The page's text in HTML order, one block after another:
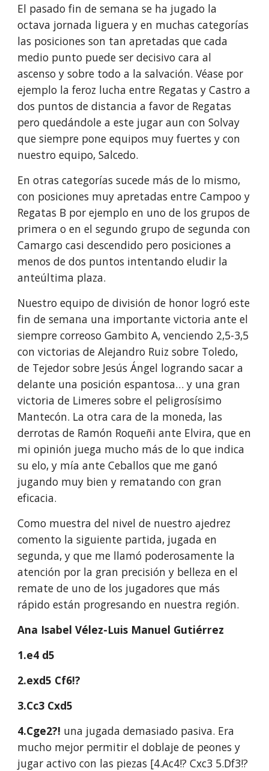
El pasado fin de semana se ha jugado la
octava jornada liguera y en muchas categorías
las posiciones son tan apretadas que cada
medio punto puede ser decisivo cara al
ascenso y sobre todo a la salvación. Véase por
ejemplo la feroz lucha entre Regatas y Castro a
dos puntos de distancia a favor de Regatas
pero quedándole a este jugar aun con Solvay
que siempre pone equipos muy fuertes y con
nuestro equipo, Salcedo.
En otras categorías sucede más de lo mismo,
con posiciones muy apretadas entre Campoo y
Regatas B por ejemplo en uno de los grupos de
primera o en el segundo grupo de segunda con
Camargo casi descendido pero posiciones a
menos de dos puntos intentando eludir la
anteúltima plaza.
Nuestro equipo de división de honor logró este
fin de semana una importante victoria ante el
siempre correoso Gambito A, venciendo 2,5-3,5
con victorias de Alejandro Ruiz sobre Toledo,
de Tejedor sobre Jesús Ángel logrando sacar a
delante una posición espantosa… y una gran
victoria de Limeres sobre el peligrosísimo
Mantecón. La otra cara de la moneda, las
derrotas de Ramón Roqueñi ante Elvira, que en
mi opinión juega mucho más de lo que indica
su elo, y mía ante Ceballos que me ganó
jugando muy bien y rematando con gran
eficacia.
Como muestra del nivel de nuestro ajedrez
comento la siguiente partida, jugada en
segunda, y que me llamó poderosamente la
atención por la gran precisión y belleza en el
remate de uno de los jugadores que más
rápido están progresando en nuestra región.
Ana Isabel Vélez-Luis Manuel Gutiérrez
1.e4 d5
2.exd5 Cf6!?
3.Cc3 Cxd5
4.Cge2?! una jugada demasiado pasiva. Era
mucho mejor permitir el doblaje de peones y
jugar activo con las piezas [4.Ac4!? Cxc3 5.Df3!?